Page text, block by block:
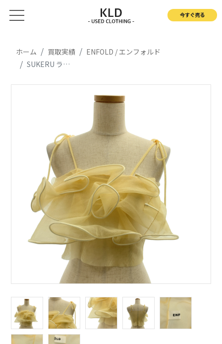
今すぐ売る
ホーム 買取実績
ENFOLD / エンフォルド
SUKERU ラッフルキャミTOP ビスチェ